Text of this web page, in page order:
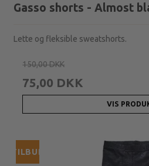
Gasso shorts - Almost
Lette og fleksible sweatshorts.
150,00 DKK
75,00 DKK
VIS
TILBUD